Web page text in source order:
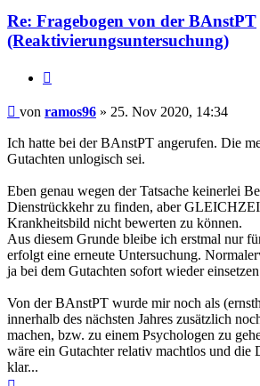
Re: Fragebogen von der BAnstPT
(Reaktivierungsuntersuchung)
Beitrag
von ramos96 » 25. Nov 2020, 14:34
Ich hatte bei der BAnstPT angerufen. Die
Gutachten unlogisch sei.
Eben genau wegen der Tatsache keinerlei
Dienstrückkehr zu finden, aber
Krankheitsbild nicht bewerten zu können.
Aus diesem Grunde bleibe ich erstmal nur
erfolgt eine erneute Untersuchung.
ja bei dem Gutachten sofort wieder
Von der BAnstPT wurde mir noch als
innerhalb des nächsten Jahres zusätzlich
machen, bzw. zu einem Psychologen zu
wäre ein Gutachter relativ machtlos und
klar...